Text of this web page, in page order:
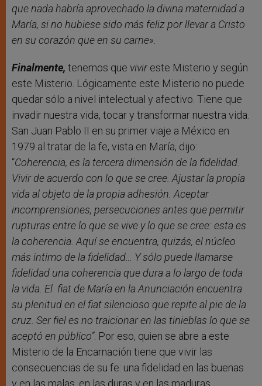
que nada habría aprovechado la divina maternidad a
María, si no hubiese sido más feliz por llevar a Cristo
en su corazón que en su carne».
Finalmente, tenemos que vivireste Misterio y según
este Misterio. Lógicamente este Misterio no puede
quedar sólo a nivel intelectual y afectivo. Tiene que
invadir nuestra vida, tocar y transformar nuestra vida.
San Juan Pablo II en su primer viaje a México en
1979 al tratar de la fe, vista en María, dijo:
“Coherencia, es la tercera dimensión de la fidelidad.
Vivir de acuerdo con lo que se cree. Ajustar la propia
vida al objeto de la propia adhesión. Aceptar
incomprensiones, persecuciones antes que permitir
rupturas entre lo que se vive y lo que se cree: esta es
la coherencia. Aquí se encuentra, quizás, el núcleo
más intimo de la fidelidad… Y sólo puede llamarse
fidelidad una coherencia que dura a lo largo de toda
la vida. El fiatde María en la Anunciación encuentra
su plenitud en el fiatsilencioso que repite al pie de la
cruz. Ser fiel es no traicionar en las tinieblas lo que se
aceptó en público”. Por eso, quien se abre a este
Misterio de la Encarnación tiene que vivir las
consecuencias de su fe: una fidelidad en las buenas
y en las malas, en las duras y en las maduras.